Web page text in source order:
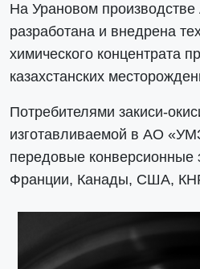
На Урановом
разработана и внедрена
химического концентрата
казахстанских
Потребителями закиси-
изготавливаемой в АО
передовые конверсионные
Франции, Канады, США,